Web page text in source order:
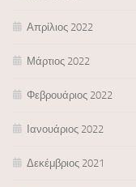
Απρίλιος 2022
Μάρτιος 2022
Φεβρουάριος 2022
Ιανουάριος 2022
Δεκέμβριος 2021